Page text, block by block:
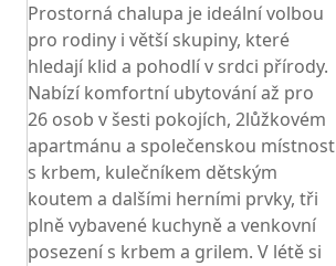
Prostorná chalupa je ideální volbou
pro rodiny i větší skupiny, které
hledají klid a pohodlí v srdci přírody.
Nabízí komfortní ubytování až pro
26 osob v šesti pokojích, 2lůžkovém
apartmánu a společenskou místnost
s krbem, kulečníkem dětským
koutem a dalšími herními prvky, tři
plně vybavené kuchyně a venkovní
posezení s krbem a grilem. V létě si